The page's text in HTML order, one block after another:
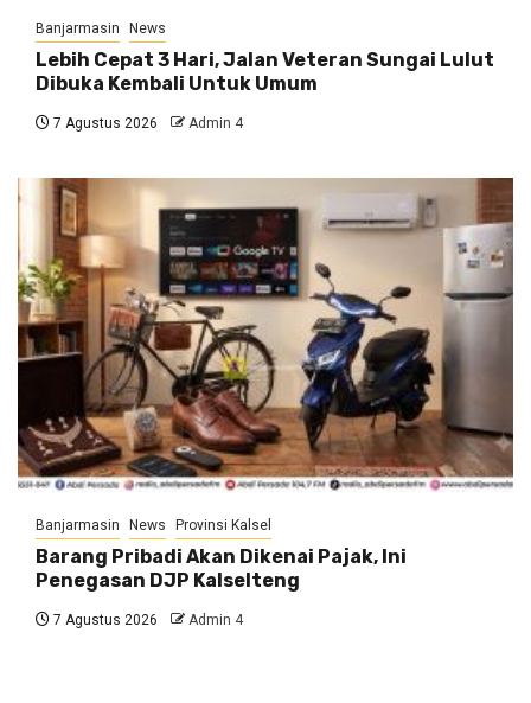
Banjarmasin News
Lebih Cepat 3 Hari, Jalan Veteran Sungai Lulut
Dibuka Kembali Untuk Umum
7 Agustus 2026 Admin 4
Banjarmasin News Provinsi Kalsel
Barang Pribadi Akan Dikenai Pajak, Ini
Penegasan DJP Kalselteng
7 Agustus 2026 Admin 4